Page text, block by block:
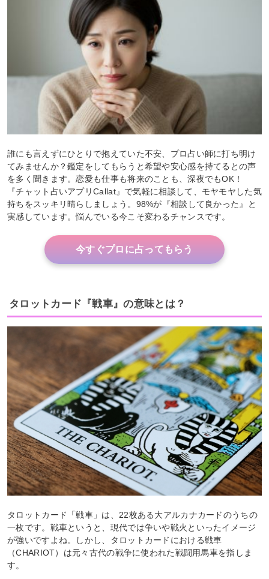
誰にも言えずにひとりで抱えていた不安、プロ占い師に打ち明け
てみませんか？鑑定をしてもらうと希望や安心感を持てるとの声
を多く聞きます。恋愛も仕事も将来のことも、深夜でもOK！
『チャット占いアプリCallat』で気軽に相談して、モヤモヤした気
持ちをスッキリ晴らしましょう。98%が『相談して良かった』と
実感しています。悩んでいる今こそ変わるチャンスです。
今すぐプロに占ってもらう
タロットカード『戦車』の意味とは？
タロットカード「戦車」は、22枚ある大アルカナカードのうちの
一枚です。戦車というと、現代では争いや戦火といったイメージ
が強いですよね。しかし、タロットカードにおける戦車
（CHARIOT）は元々古代の戦争に使われた戦闘用馬車を指しま
す。